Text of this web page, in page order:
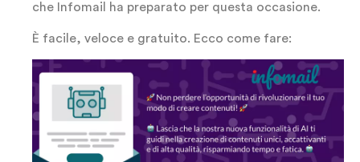
che Infomail ha preparato per questa occasione.
È facile, veloce e gratuito. Ecco come fare: